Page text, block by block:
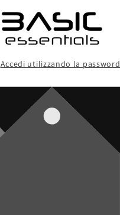
Accedi utilizzando la password